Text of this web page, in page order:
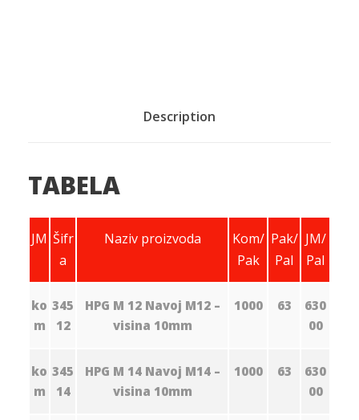
Description
TABELA
JM Šifr
a
Naziv proizvoda
Kom/
Pak
Pak/
Pal
JM/
Pal
ko
m
345
12
HPG M 12 Navoj M12 –
visina 10mm
1000 63
630
00
ko
m
345
14
HPG M 14 Navoj M14 –
visina 10mm
1000 63
630
00